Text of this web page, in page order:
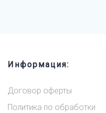
Информация:
Договор оферты
Политика по обработки